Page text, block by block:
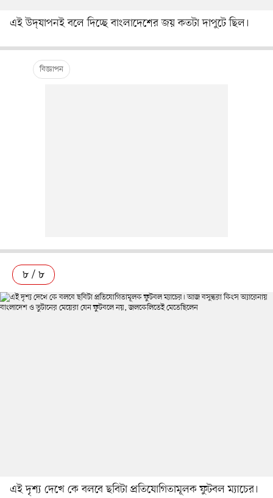
এই উদ্‌যাপনই বলে দিচ্ছে বাংলাদেশের জয় কতটা দাপুটে ছিল।
৮ / ৮
এই দৃশ্য দেখে কে বলবে ছবিটা প্রতিযোগিতামূলক ফুটবল ম্যাচের।